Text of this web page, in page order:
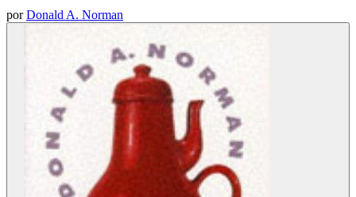
porDonald A. Norman